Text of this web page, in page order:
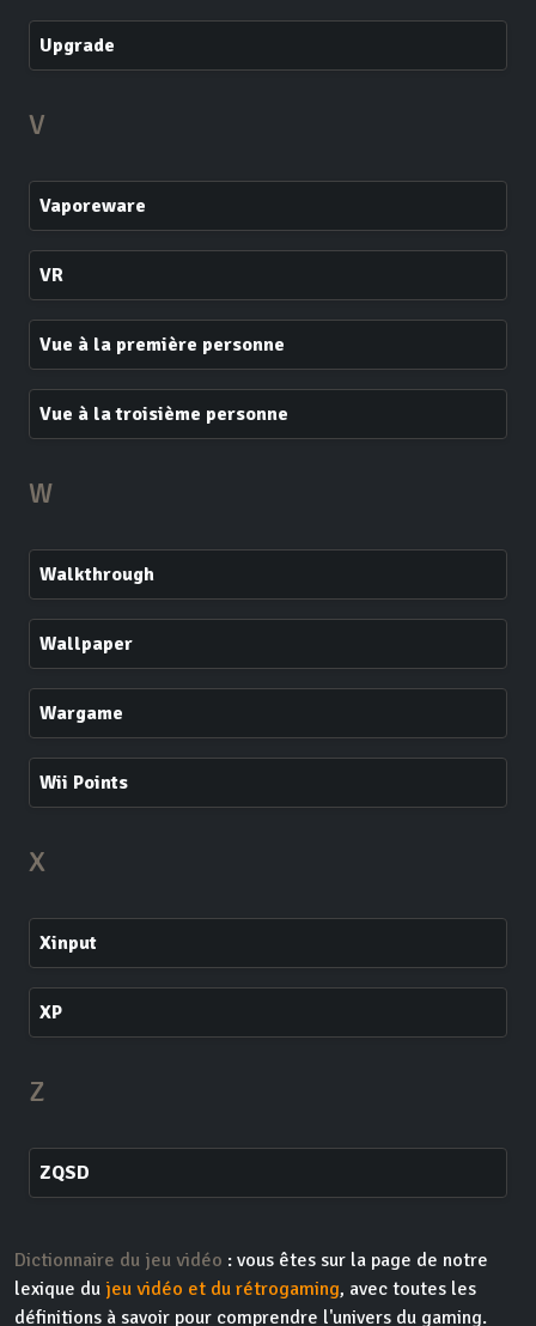
Upgrade
V
Vaporeware
VR
Vue à la première personne
Vue à la troisième personne
W
Walkthrough
Wallpaper
Wargame
Wii Points
X
Xinput
XP
Z
ZQSD
Dictionnaire du jeu vidéo : vous êtes sur la page de notre
lexique du jeu vidéo et du rétrogaming, avec toutes les
définitions à savoir pour comprendre l'univers du gaming.